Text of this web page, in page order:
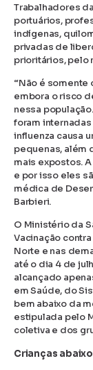
Trabalhadores
portuários,
indígenas,
privadas de
prioritários, pelo
“Não é somente
embora o risco
nessa
foram internadas
influenza causa
pequenas, além
mais expostos.
e por isso eles
médica de
Barbieri.
O Ministério da
Vacinação
Norte e nas
até o dia 4 de
alcançado
em Saúde, do
bem abaixo da
estipulada pelo
coletiva e dos
Crianças